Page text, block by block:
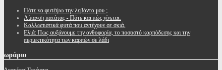
Πότε να φυτέψω την λεβάντα μου ;
Λίπανση πατάτας - Πότε και πώς γίνεται.
Καλλωπιστικά φυτά που αντέχουν σε σκιά.
Ελιά: Πως αυξάνουμε την ανθοφορία, το ποσοστό καρπόδεσης και την
περιεκτικότητα των καρπών σε λάδι
ωράριο